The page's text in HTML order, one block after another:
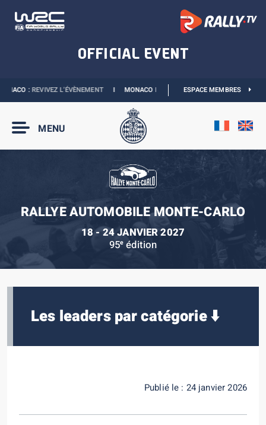
:REVIVEZ L’ÉVÈNEMENTIMONACO E-PRIX 2027 :LES DATES SONT
ESPACE MEMBRES
MENU
RALLYE AUTOMOBILE MONTE-CARLO
18 - 24 JANVIER 2027
95e édition
Les leaders par catégorie ⬇️
Publié le : 24 janvier 2026